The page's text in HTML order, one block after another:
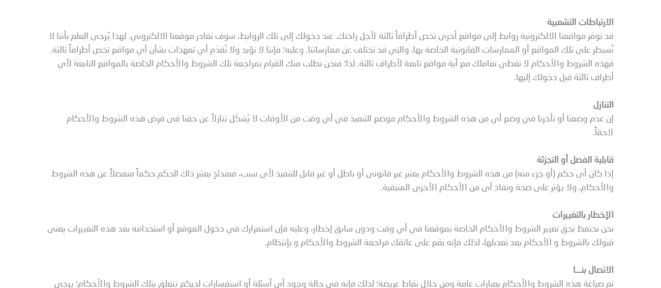
الارتباطات التشعبية
قد توفر مواقعنا الالكترونية روابط إلى مواقع أخرى تخص أطرافاً ثالثة لأجل راحتك. عند دخولك إلى تلك الروابط، سوف تغادر موقعنا الالكتروني. لهذا يُرجى العلم بأننا لا
نُسيطر على تلك المواقع أو الممارسات القانونية الخاصة بها، والتي قد تختلف عن ممارساتنا. وعليه؛ فإننا لا نؤيد ولا نُقدّم أي تعهدات بشأن أي مواقع تخص أطرافاً ثالثة.
فهذه الشروط والأحكام لا تغطي تعاملك مع أية مواقع تابعة لأطراف ثالثة. لذا؛ فنحن نطلب منك القيام بمراجعة تلك الشروط والأحكام الخاصة بالمواقع التابعة لأي
أطراف ثالثة قبل دخولك إليها.
التنازل
إن عدم وضعنا أو تأخرنا في وضع أي من هذه الشروط والأحكام موضع التنفيذ في أي وقت من الأوقات لا يُشكّل تنازلاً عن حقنا فى فرض هذه الشروط والأحكام
لاحقاً.
قابلية الفصل أو التجزئة
إذا كان أى حكم (أو جزء منه) من هذه الشروط والأحكام يعتبر غير قانونى أو باطل أو غير قابل للتنفيذ لأى سبب، فعندئذٍ يعتبر ذاك الحكم حكماً منفصلاً عن هذه الشروط
والأحكام، ولا يؤثر على صحة ونفاذ أى من الأحكام الأخرى المتبقية.
الإخطار بالتغييرات
نحن نحتفظ بحق تغيير الشروط والأحكام الخاصة بموقعنا في أي وقت ودون سابق إخطار، وعليه فإن استمرارك في دخول الموقع أو استخدامه بعد هذه التغييرات يعنى
قبولك بالشروط و الأحكام بعد تعديلها، لذلك فإنه يقع على عاتقك مراجعة الشروط والأحكام و بإنتظام.
الاتصال بنـــا
تم صياغة هذه الشروط والأحكام بعبارات عامة ومن خلال نقاط عريضة؛ لذلك فإنه في حالة وجود أي أسئلة أو استفسارات لديكم تتعلق بتلك الشروط والأحكام؛ يرجى